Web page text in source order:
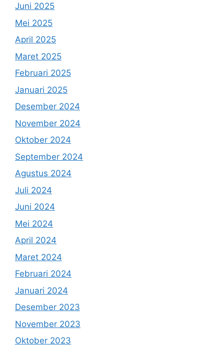
Juni 2025
Mei 2025
April 2025
Maret 2025
Februari 2025
Januari 2025
Desember 2024
November 2024
Oktober 2024
September 2024
Agustus 2024
Juli 2024
Juni 2024
Mei 2024
April 2024
Maret 2024
Februari 2024
Januari 2024
Desember 2023
November 2023
Oktober 2023